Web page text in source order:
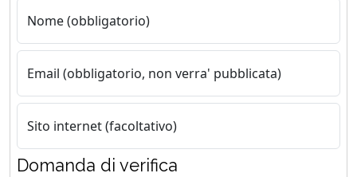
Nome (obbligatorio)
Email (obbligatorio, non verra' pubblicata)
Sito internet (facoltativo)
Domanda di verifica